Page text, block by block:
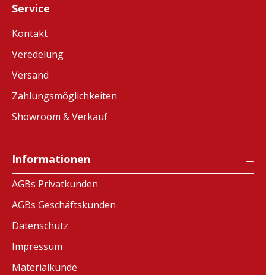
Service
Kontakt
Veredelung
Versand
Zahlungsmöglichkeiten
Showroom & Verkauf
Informationen
AGBs Privatkunden
AGBs Geschäftskunden
Datenschutz
Impressum
Materialkunde